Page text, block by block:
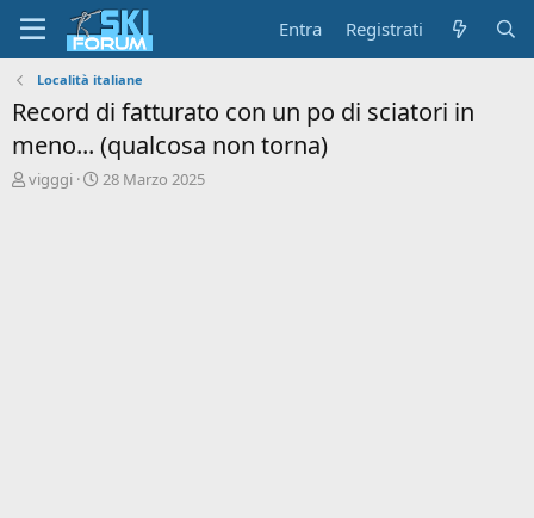
Entra Registrati
Località italiane
Record di fatturato con un po di sciatori in
meno... (qualcosa non torna)
A
vigggi
D
28 Marzo 2025